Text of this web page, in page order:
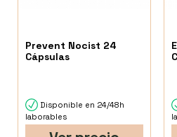
Prevent Nocist 24
Cápsulas
Disponible en 24/48h
laborables